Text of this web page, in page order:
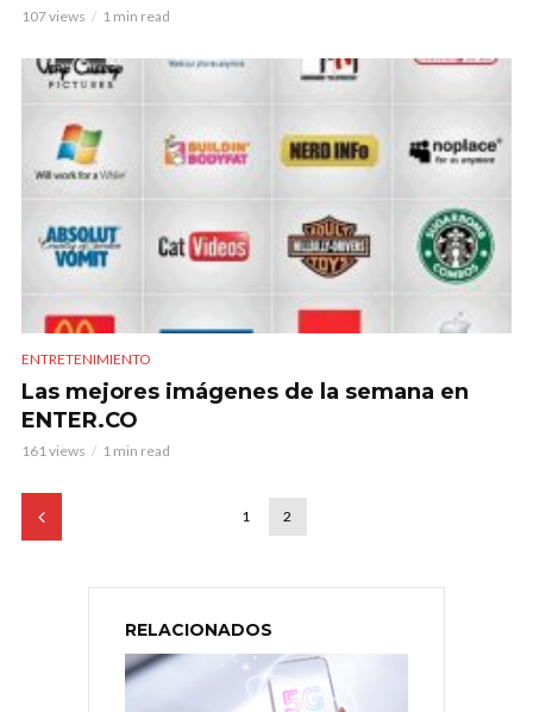
107 views 1 min read
ENTRETENIMIENTO
Las mejores imágenes de la semana en
ENTER.CO
161 views 1 min read
1 2
RELACIONADOS